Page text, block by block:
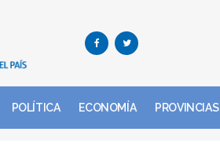
POLÍTICA ECONOMÍA PROVINCIAS